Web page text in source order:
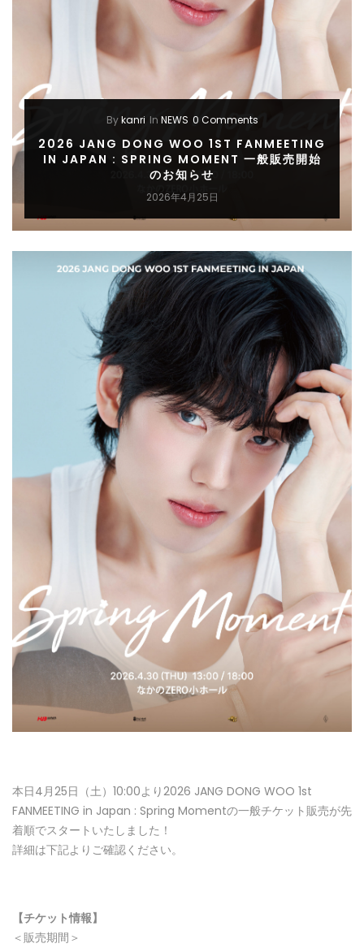
Bykanri In NEWS 0 Comments
2026 JANG DONG WOO 1ST FANMEETING
IN JAPAN : SPRING MOMENT 一般販売開始
のお知らせ
2026年4月25日
本日4月25日（土）10:00より2026 JANG DONG WOO 1st
FANMEETING in Japan : Spring Momentの一般チケット販売が先
着順でスタートいたしました！
詳細は下記よりご確認ください。
【チケット情報】
＜販売期間＞